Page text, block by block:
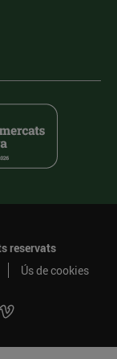
reservats
Ús de cookies